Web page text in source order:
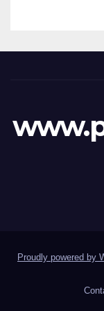
il signor
tecnica
Proudly powered by